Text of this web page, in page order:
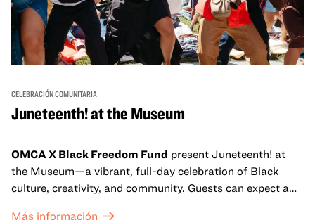
CELEBRACIÓN COMUNITARIA
Juneteenth! at the Museum
OMCA X Black Freedom Fund present Juneteenth! at
the Museum—a vibrant, full-day celebration of Black
culture, creativity, and community. Guests can expect a
Más información